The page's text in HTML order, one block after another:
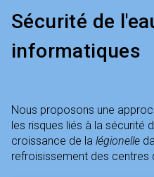
Sécurité de
informatiques
Nous proposons une
les risques liés à la sécurité
croissance de la légionelle
refroisissement des centres